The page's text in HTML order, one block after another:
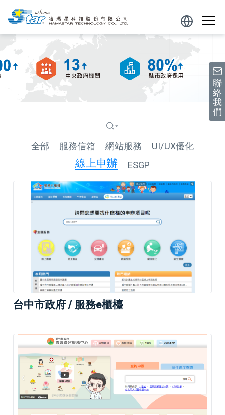
跳到主要內容區塊
聯
絡
我
們
Powered
by
全部 服務信箱 網站服務 UI/UX優化
線上申辦 ESGP
台中市政府 / 服務e櫃檯